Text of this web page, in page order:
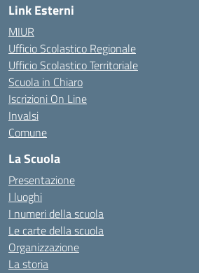
Link Esterni
MIUR
Ufficio Scolastico Regionale
Ufficio Scolastico Territoriale
Scuola in Chiaro
Iscrizioni On Line
Invalsi
Comune
La Scuola
Presentazione
I luoghi
I numeri della scuola
Le carte della scuola
Organizzazione
La storia